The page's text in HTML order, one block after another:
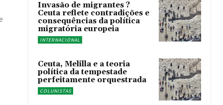
Invasão de migrantes ?
Ceuta reflete contradições e
consequências da política
migratória europeia
INTERNACIONAL
Ceuta, Melilla e a teoria
política da tempestade
perfeitamente orquestrada
COLUNISTAS